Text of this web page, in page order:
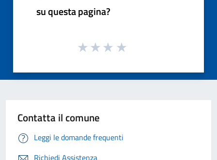
su questa pagina?
Contatta il comune
Leggi le domande frequenti
Richiedi Assistenza